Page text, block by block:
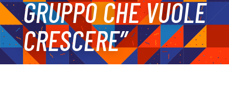
GRUPPO CHE VUOLE
CRESCERE”